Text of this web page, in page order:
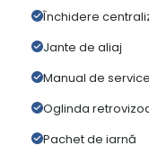
Închidere
Jante de aliaj
Manual de service
Oglinda
Pachet de iarnă